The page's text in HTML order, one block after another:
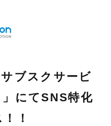
ブスクサービ
にてSNS特化
！